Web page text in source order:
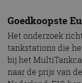
Goedkoopste
Het onderzoek
tankstations die
bij het
naar de prijs van